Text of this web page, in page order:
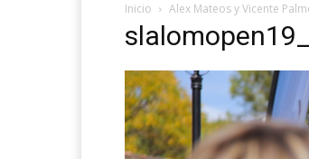
Inicio Alex Mateos y Vicente